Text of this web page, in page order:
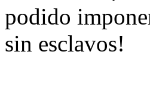
podido
sin esclavos!